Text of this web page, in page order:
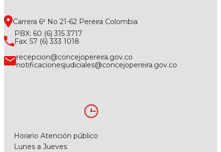
Carrera 6ª No 21-62 Pereira Colombia
PBX: 60 (6) 315 3717
Fax: 57 (6) 333 1018
recepcion@concejopereira.gov.co
notificacionesjudiciales@concejopereira.gov.co
Horario Atención público
Lunes a Jueves